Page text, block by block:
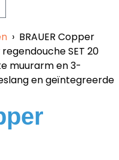
› BRAUER Copper
SET 20
muurarm en 3-
en geïntegreerde